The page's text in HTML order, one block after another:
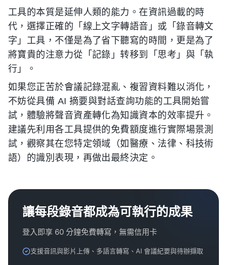
工具的本質是延伸人類的能力。在資訊過載的時
代，選擇正確的「線上文字轉語音」或「錄音轉文
字」工具，不僅是為了省下聽寫的時間，更是為了
將寶貴的注意力從「記錄」转移到「思考」與「執
行」。
如果您正苦於會議記錄混亂、複習資料難以消化，
不妨從具備 AI 摘要與對話查詢功能的工具開始嘗
試，體驗將聲音資產轉化為知識資本的效率提升。
建議先利用各工具提供的免費額度進行實際場景測
試，觀察其在您特定領域（如醫療、法律、科技術
語）的識別表現，再做出最終決定。
讓每段錄音都成為可執行的成果
登入即享 60 分鐘免費轉寫，無需信用卡
支援音訊與影片上傳、多語言轉寫、AI 會議紀要與待辦擷取